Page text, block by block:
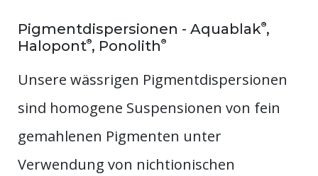
Pigmentdispersionen - Aquablak®,
Halopont®, Ponolith®
Unsere wässrigen Pigmentdispersionen
sind homogene Suspensionen von fein
gemahlenen Pigmenten unter
Verwendung von nichtionischen